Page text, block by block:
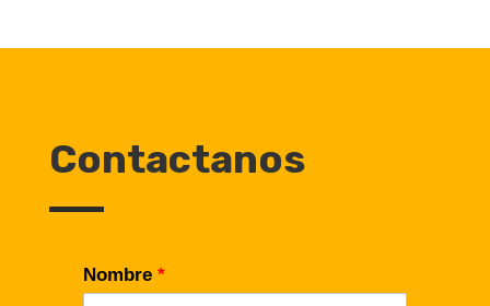
Contactanos
Nombre *